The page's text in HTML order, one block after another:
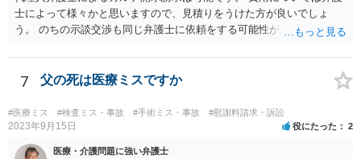
士によって様々かと思いますので、見積りをうけた方が良いでしょ
う。 のちの示談交渉も同じ弁護士に依頼をする可能性がある場合に
いたほうが良いと思われます。
7 父の死は医療ミスですか
#医療ミス #検査ミス・事故 #手術ミス・事故 #慰謝料請求・訴訟
2023年9月15日 役にたった 2
医療・介護問題に強い弁護士